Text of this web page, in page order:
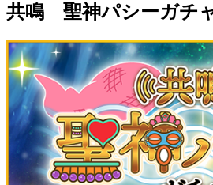
共鳴 聖神パシーガチ